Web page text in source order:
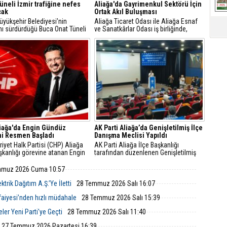
İzmir trafiğine nefes
Belediyesi’nin
sürdürdüğü Buca Onat Tüneli
Buca ile Bornova
ulaşım 45 dakikadan 10
inecek.
Aliağa'da Gayrimenkul Sektörü İçin
Ortak Akıl Buluşması
Aliağa Ticaret Odası ile Aliağa Esnaf
ve Sanatkârlar Odası iş birliğinde,
ilçede faaliyet gösteren gayrimenkul
danışmanlarıyla sektörel istişare
toplantısı gerçekleştirildi.
Engin Gündüz
Resmen Başladı
Halk Partisi (CHP) Aliağa
görevine atanan Engin
açıklamayla yeni döneme ilişkin
AK Parti Aliağa’da Genişletilmiş İlçe
Danışma Meclisi Yapıldı
AK Parti Aliağa İlçe Başkanlığı
tarafından düzenlenen Genişletilmiş
partililerin ve teşkilat mensuplarının
Salonu'nda yapıldı.
2026 Cuma 10:57
Dağıtım A.Ş.’Ye İletti
28 Temmuz 2026 Salı 16:07
hızlı müdahale
28 Temmuz 2026 Salı 15:39
Yeni Parti'ye Geçti
28 Temmuz 2026 Salı 11:40